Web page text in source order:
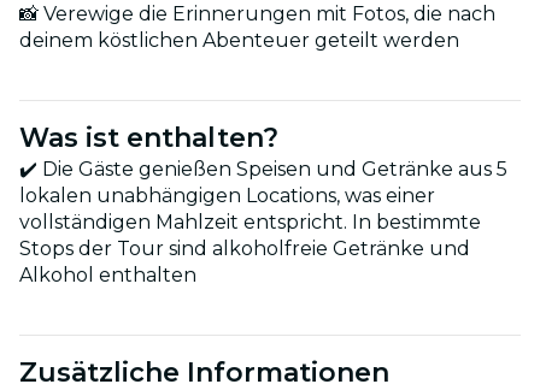
📸 Verewige die Erinnerungen mit Fotos, die nach
deinem köstlichen Abenteuer geteilt werden
Was ist enthalten?
✔️ Die Gäste genießen Speisen und Getränke aus 5
lokalen unabhängigen Locations, was einer
vollständigen Mahlzeit entspricht. In bestimmte
Stops der Tour sind alkoholfreie Getränke und
Alkohol enthalten
Zusätzliche Informationen